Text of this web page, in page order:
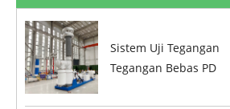
Sistem Uji Tegangan
Tegangan Bebas PD